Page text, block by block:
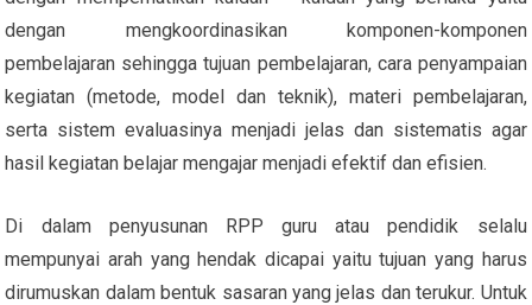
dengan mengkoordinasikan komponen-komponen
pembelajaran sehingga tujuan pembelajaran, cara penyampaian
kegiatan (metode, model dan teknik), materi pembelajaran,
serta sistem evaluasinya menjadi jelas dan sistematis agar
hasil kegiatan belajar mengajar menjadi efektif dan efisien.
Di dalam penyusunan RPP guru atau pendidik selalu
mempunyai arah yang hendak dicapai yaitu tujuan yang harus
dirumuskan dalam bentuk sasaran yang jelas dan terukur. Untuk